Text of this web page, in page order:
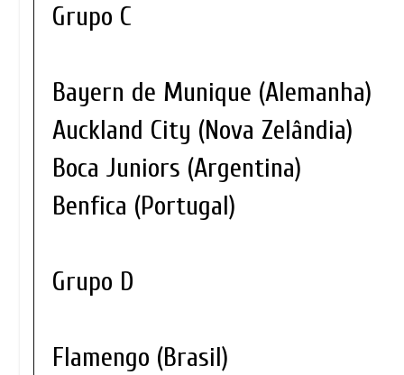
Grupo C
Bayern de Munique (Alemanha)
Auckland City (Nova Zelândia)
Boca Juniors (Argentina)
Benfica (Portugal)
Grupo D
Flamengo (Brasil)